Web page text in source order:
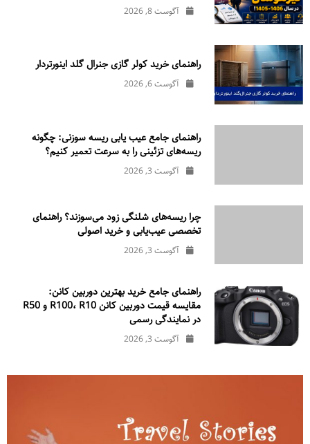
آگوست 8, 2026
راهنمای خرید کولر گازی جنرال‌ گلد اینورتر‌دار
آگوست 6, 2026
راهنمای جامع عیب یابی ریسه سوزنی: چگونه
ریسه‌های تزئینی را به سرعت تعمیر کنیم؟
آگوست 3, 2026
چرا ریسه‌های شلنگی زود می‌سوزند؟ راهنمای
تخصصی عیب‌یابی و خرید اصولی
آگوست 3, 2026
راهنمای جامع خرید بهترین دوربین کانن:
مقایسه قیمت دوربین کانن R100، R10 و R50
در نمایندگی رسمی
آگوست 3, 2026